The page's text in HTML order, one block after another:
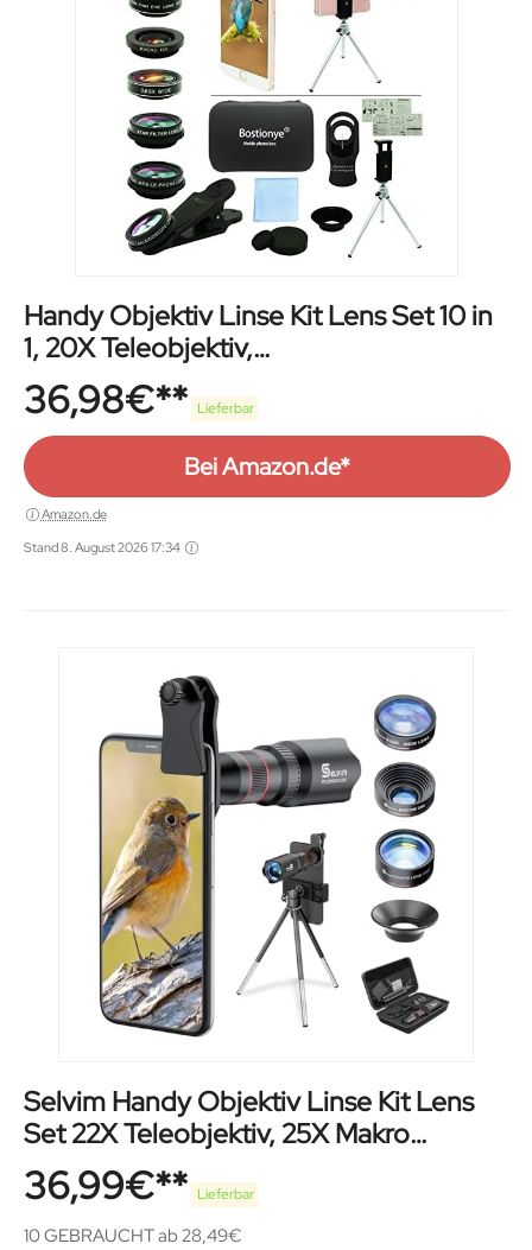
Handy Objektiv Linse Kit Lens Set 10 in
1, 20X Teleobjektiv,
0,63Weitwinkel,Makro,Fischauge, 2X
Telefoto,Kaleidoskop,CPL/Starlight/Ey
emask/Stativ, für iPhone und meisten
Android Smartphone
36,98€ Lieferbar
Bei Amazon.de*
Amazon.de
Stand 8. August 2026 17:34
Selvim Handy Objektiv Linse Kit Lens
Set 22X Teleobjektiv, 25X Makro
Objektiv, 0,62X Weitwinkel, 235°
Fischaugenobjektiv für iOS iPhone und
meisten Android Smartphone
36,99€ Lieferbar
10 GEBRAUCHT ab 28,49€